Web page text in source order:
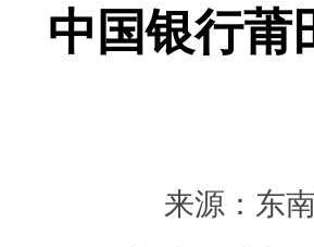
中国银行莆
来源：东